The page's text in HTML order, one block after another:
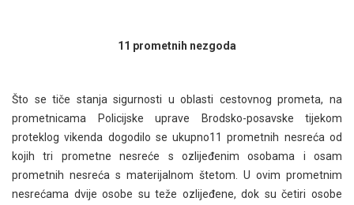
11 prometnih nezgoda
Što se tiče stanja sigurnosti u oblasti cestovnog prometa, na
prometnicama Policijske uprave Brodsko-posavske tijekom
proteklog vikenda dogodilo se ukupno11 prometnih nesreća od
kojih tri prometne nesreće s ozlijeđenim osobama i osam
prometnih nesreća s materijalnom štetom. U ovim prometnim
nesrećama dvije osobe su teže ozlijeđene, dok su četiri osobe